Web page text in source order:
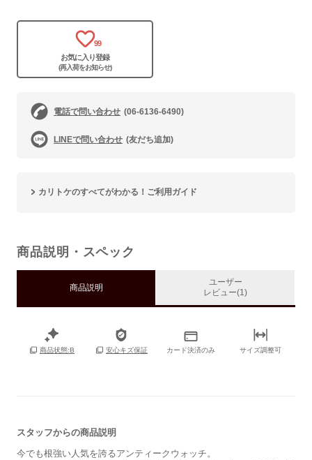
99
お気に入り登録
(再入荷をお知らせ)
電話で問い合わせ (06-6136-6490)
LINEで問い合わせ (友だち追加)
カリトケのすべてがわかる！ご利用ガイド
商品説明・スペック
商品説明
ユーザー
レビュー(1)
商品状態:B 安心キズ保証 カード決済のみ サイズ調整可
スタッフからの商品説明
今でも根強い人気を誇るアンティークウォッチ。